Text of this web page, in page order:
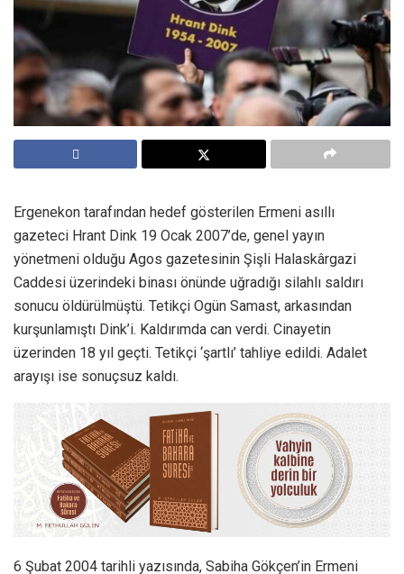
Ergenekon tarafından hedef gösterilen Ermeni asıllı
gazeteci Hrant Dink 19 Ocak 2007’de, genel yayın
yönetmeni olduğu Agos gazetesinin Şişli Halaskârgazi
Caddesi üzerindeki binası önünde uğradığı silahlı saldırı
sonucu öldürülmüştü. Tetikçi Ogün Samast, arkasından
kurşunlamıştı Dink’i. Kaldırımda can verdi. Cinayetin
üzerinden 18 yıl geçti. Tetikçi ‘şartlı’ tahliye edildi. Adalet
arayışı ise sonuçsuz kaldı.
6 Şubat 2004 tarihli yazısında, Sabiha Gökçen’in Ermeni